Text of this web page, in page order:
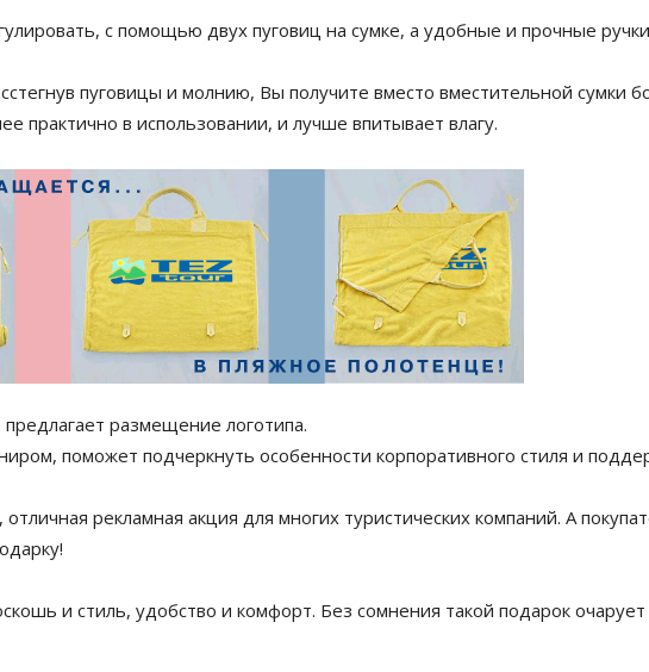
с помощью двух пуговиц на сумке, а удобные и прочные ручки
пуговицы и молнию, Вы получите вместо вместительной сумки
практично в использовании, и лучше впитывает влагу.
размещение логотипа.
поможет подчеркнуть особенности корпоративного стиля и
рекламная акция для многих туристических компаний. А
и стиль, удобство и комфорт. Без сомнения такой подарок